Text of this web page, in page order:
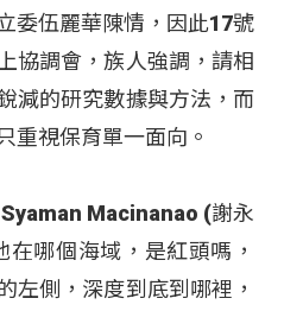
委伍麗華陳情，因此17號
協調會，族人強調，請相
減的研究數據與方法，而
重視保育單一面向。
Macinanao (謝永
哪個海域，是紅頭嗎，
左側，深度到底到哪裡，